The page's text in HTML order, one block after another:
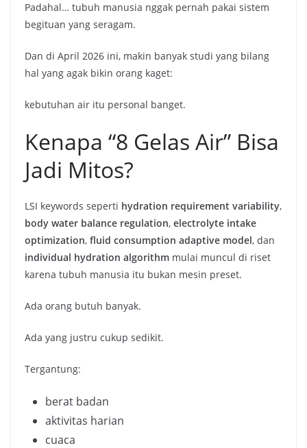
Padahal… tubuh manusia nggak pernah pakai sistem
begituan yang seragam.
Dan di April 2026 ini, makin banyak studi yang bilang
hal yang agak bikin orang kaget:
kebutuhan air itu personal banget.
Kenapa “8 Gelas Air” Bisa
Jadi Mitos?
LSI keywords seperti hydration requirement variability,
body water balance regulation, electrolyte intake
optimization, fluid consumption adaptive model, dan
individual hydration algorithm mulai muncul di riset
karena tubuh manusia itu bukan mesin preset.
Ada orang butuh banyak.
Ada yang justru cukup sedikit.
Tergantung:
berat badan
aktivitas harian
cuaca